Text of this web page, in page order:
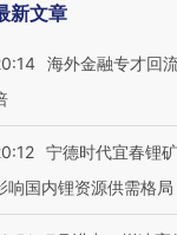
新文章
海外金融专才回
宁德时代宜春锂
响国内锂资源供需格局